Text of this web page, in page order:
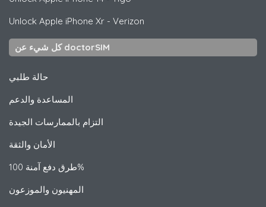
Unlock Apple iPhone Xr - Verizon
كل شيء عن doctorSIM
حالة طلبي
المساعدة والدعم
التزام بالممارسات الجيدة
الأمان والثقة
طرق دفع آمنة 100%
المهنيون والموزعون